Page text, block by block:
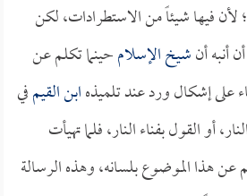
لأن فيها شيئاً من الاستطرادات، لكن
أنبه أنشيخ الإسلامحينما تكلم عن
على إشكال ورد عند تلميذهابن القيمفي
أو القول بفناء النار، فلما تهيأت
عن هذا الموضوع بلسانه، وهذه الرسالة